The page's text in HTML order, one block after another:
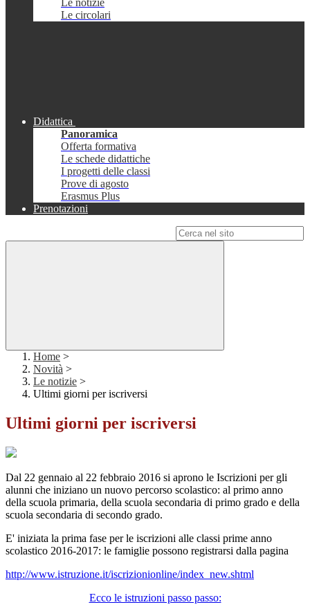
Le notizie
Le circolari
Didattica
Panoramica
Offerta formativa
Le schede didattiche
I progetti delle classi
Prove di agosto
Erasmus Plus
Prenotazioni
Home >
Novità >
Le notizie >
Ultimi giorni per iscriversi
Ultimi giorni per iscriversi
Dal 22 gennaio al 22 febbraio 2016 si aprono le Iscrizioni per gli
alunni che iniziano un nuovo percorso scolastico: al primo anno
della scuola primaria, della scuola secondaria di primo grado e della
scuola secondaria di secondo grado.
E' iniziata la prima fase per le iscrizioni alle classi prime anno
scolastico 2016-2017: le famiglie possono registrarsi dalla pagina
http://www.istruzione.it/iscrizionionline/index_new.shtml
Ecco le istruzioni passo passo: